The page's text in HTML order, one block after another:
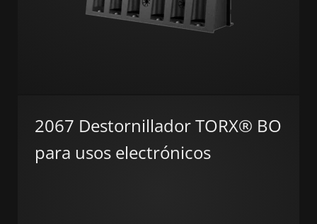
2067 Destornillador TORX® BO
para usos electrónicos